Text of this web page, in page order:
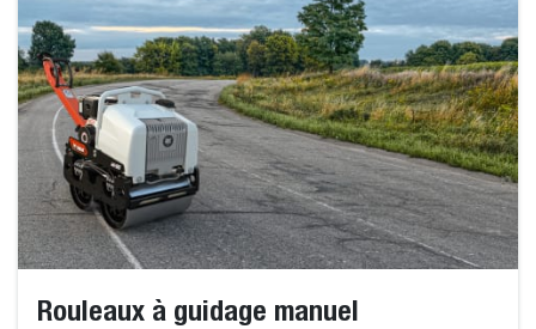
Rouleaux à guidage manuel